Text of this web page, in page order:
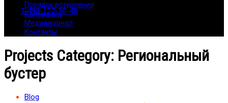
7-495-127-10-45
Порядок вступления
Календарь
Медиажурнал
Контакты
Projects Category: Региональный
бустер
Blog